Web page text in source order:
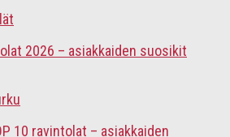
2026 – asiakkaiden suosikit
10 ravintolat – asiakkaiden